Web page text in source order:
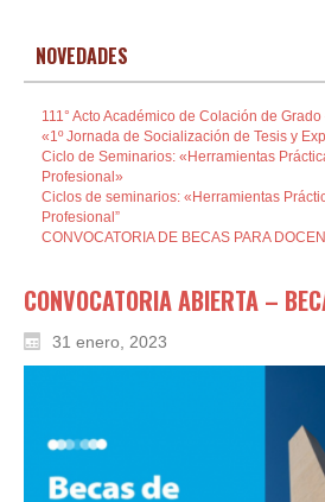
NOVEDADES
111° Acto Académico de Colación de
«1º Jornada de Socialización de Tesis y
Ciclo de Seminarios: «Herramientas
Profesional»
Ciclos de seminarios: «Herramientas
Profesional”
CONVOCATORIA DE BECAS PARA
CONVOCATORIA ABIERTA –
31 enero, 2023